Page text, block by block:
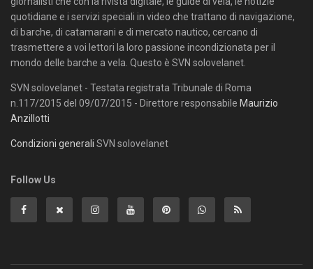
quotidiane e i servizi speciali in video che trattano di navigazione,
di barche, di catamarani e di mercato nautico, cercano di
trasmettere a voi lettori la loro passione incondizionata per il
mondo delle barche a vela. Questo è SVN solovelanet.
SVN solovelanet - Testata registrata Tribunale di Roma
n.117/2015 del 09/07/2015 - Direttore responsabile Maurizio
Anzillotti
Condizioni generali SVN solovelanet
Follow Us